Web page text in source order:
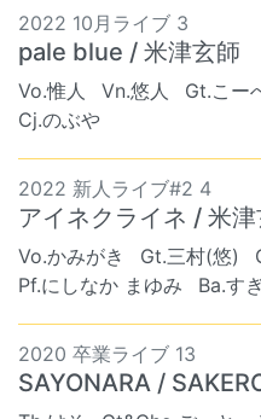
2022 10月ライブ 3
pale blue / 米津玄師
Vo.惟人 Vn.悠人 Gt.こー
Cj.のぶや
2022 新人ライブ#2 4
アイネクライネ / 米
Vo.かみがき Gt.三村(悠)
Pf.にしなか まゆみ
Ba.す
2020 卒業ライブ 13
SAYONARA /